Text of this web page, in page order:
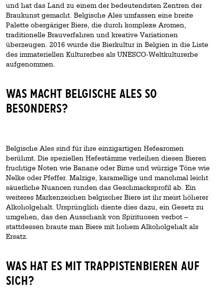
und hat das Land zu einem der bedeutendsten Zentren der
Braukunst gemacht. Belgische Ales umfassen eine breite
Palette obergäriger Biere, die durch komplexe Aromen,
traditionelle Brauverfahren und kreative Variationen
überzeugen. 2016 wurde die Bierkultur in Belgien in die Liste
des immateriellen Kulturerbes als UNESCO-Weltkulturerbe
aufgenommen.
Was macht Belgische Ales so
besonders?
Belgische Ales sind für ihre einzigartigen Hefearomen
berühmt. Die speziellen Hefestämme verleihen diesen Bieren
fruchtige Noten wie Banane oder Birne und würzige Töne wie
Nelke oder Pfeffer. Malzige, karamellige und manchmal leicht
säuerliche Nuancen runden das Geschmacksprofil ab. Ein
weiteres Markenzeichen belgischer Biere ist ihr meist höherer
Alkoholgehalt. Ursprünglich diente dies dazu, ein Gesetz zu
umgehen, das den Ausschank von Spirituosen verbot –
stattdessen braute man Biere mit hohem Alkoholgehalt als
Ersatz.
Was hat es mit Trappistenbieren auf
sich?